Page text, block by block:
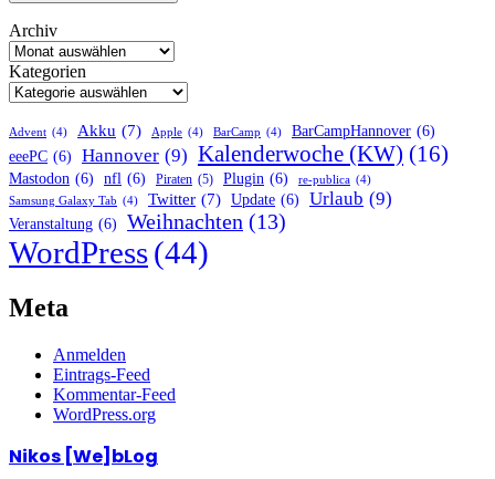
Archiv
Kategorien
Advent (4) Akku (7) Apple (4) BarCamp (4) BarCampHannover (6)
eeePC (6) Hannover (9) Kalenderwoche (KW) (16)
Mastodon (6) nfl (6) Piraten (5) Plugin (6) re-publica (4)
Samsung Galaxy Tab (4) Twitter (7) Update (6) Urlaub (9)
Veranstaltung (6) Weihnachten (13)
WordPress(44)
Meta
Anmelden
Eintrags-Feed
Kommentar-Feed
WordPress.org
Nikos [We]bLog